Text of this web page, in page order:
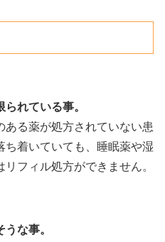
れている事。
る薬が処方されていない患
着いていても、睡眠薬や湿
フィル処方ができません。
な事。